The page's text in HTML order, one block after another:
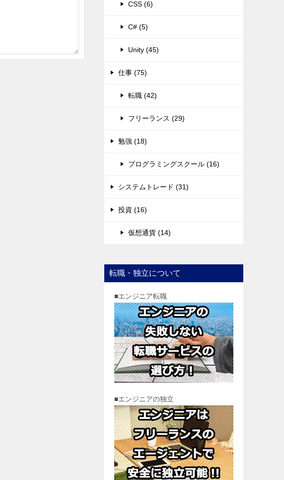
CSS (6)
C# (5)
Unity (45)
仕事 (75)
転職 (42)
フリーランス (29)
勉強 (18)
プログラミングスクール (16)
システムトレード (31)
投資 (16)
仮想通貨 (14)
転職・独立について
■エンジニア転職
■エンジニアの独立